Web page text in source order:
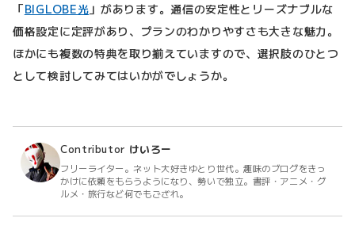
「BIGLOBE光 」があります。通信の安定性とリーズナブルな
価格設定に定評があり、プランのわかりやすさも大きな魅力。
ほかにも複数の特典を取り揃えていますので、選択肢のひとつ
として検討してみてはいかがでしょうか。
Contributor けいろー
フリーライター。ネット大好きゆとり世代。趣味のブログをきっ
かけに依頼をもらうようになり、勢いで独立。書評・アニメ・グ
ルメ・旅行など何でもござれ。